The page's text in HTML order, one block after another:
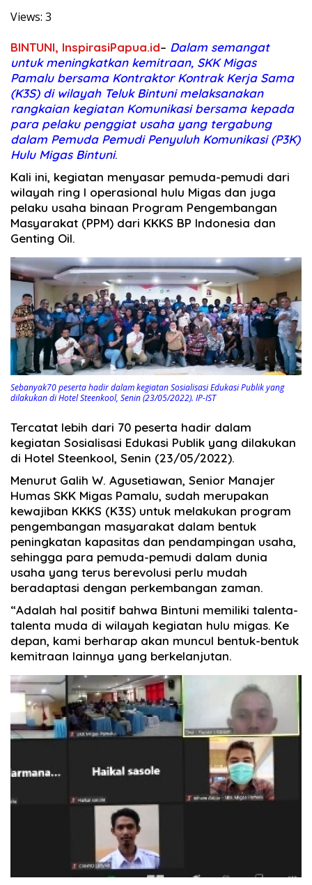
Views: 3
BINTUNI, InspirasiPapua.id– Dalam semangat
untuk meningkatkan kemitraan, SKK Migas
Pamalu bersama Kontraktor Kontrak Kerja Sama
(K3S) di wilayah Teluk Bintuni melaksanakan
rangkaian kegiatan Komunikasi bersama kepada
para pelaku penggiat usaha yang tergabung
dalam Pemuda Pemudi Penyuluh Komunikasi (P3K)
Hulu Migas Bintuni.
Kali ini, kegiatan menyasar pemuda-pemudi dari
wilayah ring I operasional hulu Migas dan juga
pelaku usaha binaan Program Pengembangan
Masyarakat (PPM) dari KKKS BP Indonesia dan
Genting Oil.
Sebanyak70 peserta hadir dalam kegiatan Sosialisasi Edukasi Publik yang
dilakukan di Hotel Steenkool, Senin (23/05/2022). IP-IST
Tercatat lebih dari 70 peserta hadir dalam
kegiatan Sosialisasi Edukasi Publik yang dilakukan
di Hotel Steenkool, Senin (23/05/2022).
Menurut Galih W. Agusetiawan, Senior Manajer
Humas SKK Migas Pamalu, sudah merupakan
kewajiban KKKS (K3S) untuk melakukan program
pengembangan masyarakat dalam bentuk
peningkatan kapasitas dan pendampingan usaha,
sehingga para pemuda-pemudi dalam dunia
usaha yang terus berevolusi perlu mudah
beradaptasi dengan perkembangan zaman.
“Adalah hal positif bahwa Bintuni memiliki talenta-
talenta muda di wilayah kegiatan hulu migas. Ke
depan, kami berharap akan muncul bentuk-bentuk
kemitraan lainnya yang berkelanjutan.